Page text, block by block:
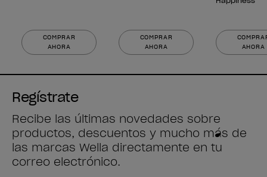
COMPRAR
AHORA
COMPRAR
AHORA
AHORA
Regístrate
Recibe las últimas novedades sobre
productos, descuentos y mucho más de
las marcas Wella directamente en tu
correo electrónico.